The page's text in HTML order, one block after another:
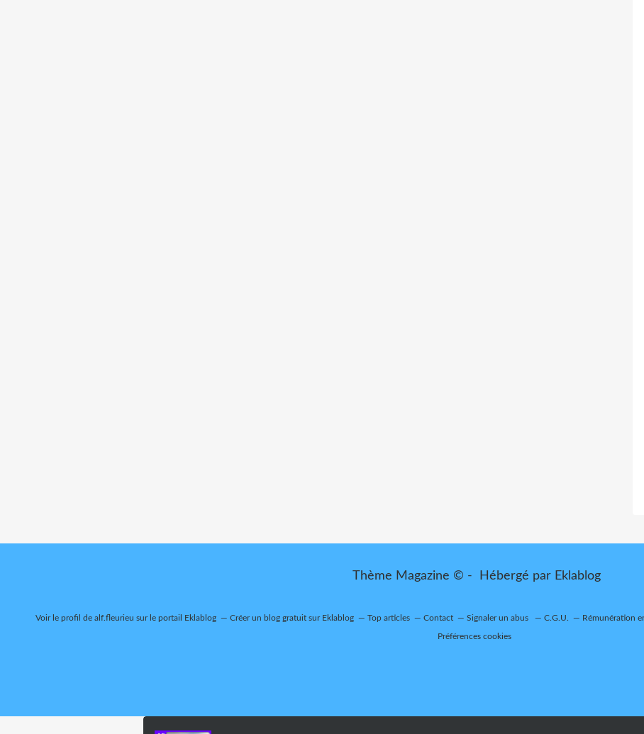
Thème Magazine © - Hébergé par Eklablog
Voir le profil de alf.fleurieu sur le portail Eklablog Créer un blog gratuit sur Eklablog Top articles Contact Signaler un abus C.G.U. Rémunération
Préférences cookies